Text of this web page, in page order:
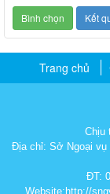
Trang chủ
Chịu
Địa chỉ: Sở Ngoại vụ
ĐT:
Website:http://